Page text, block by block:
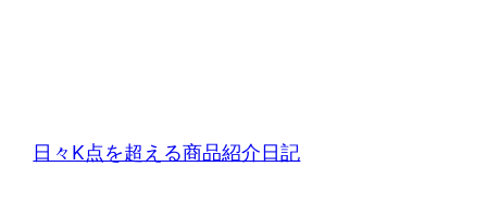
日々K点を超える商品紹介日記